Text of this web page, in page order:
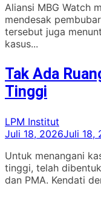
Aliansi MBG Watch
mendesak
tersebut juga
kasus...
Tak Ada
Tinggi
LPM Institut
Juli 18, 2026Juli 18,
Untuk menangani
tinggi, telah
dan PMA. Kendati